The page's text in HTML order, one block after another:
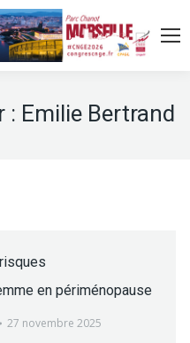
: Emilie Bertrand
en périménopause
27 novembre 2025